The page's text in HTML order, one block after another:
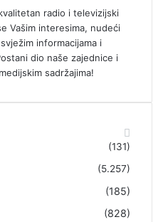
radio i televizijski
Vašim interesima, nudeći
informacijama i
dio naše zajednice i
sadržajima!
(131)
(5.257)
(185)
(828)